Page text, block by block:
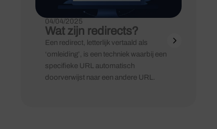
04/04/2025
Wat zijn redirects?
Een redirect, letterlijk vertaald als
‘omleiding’, is een techniek waarbij een
specifieke URL automatisch
doorverwijst naar een andere URL.